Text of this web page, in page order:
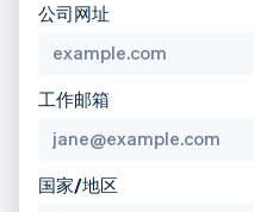
公司网址
工作邮箱
国家/地区
Deutsch
English
Português
保加利亚
English
比利时